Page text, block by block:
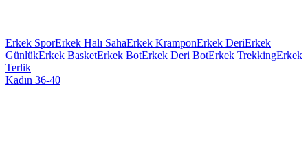
Erkek SporErkek Halı SahaErkek KramponErkek DeriErkek
GünlükErkek BasketErkek BotErkek Deri BotErkek TrekkingErkek
Terlik
Kadın 36-40